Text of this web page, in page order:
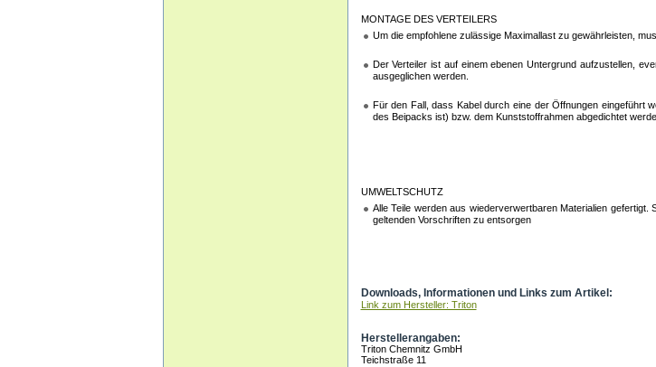
MONTAGE DES VERTEILERS
Um die empfohlene zulässige Maximallast zu gewährleisten,
Der Verteiler ist auf einem ebenen Untergrund aufzustellen,
ausgeglichen werden.
Für den Fall, dass Kabel durch eine der Öffnungen eingeführt
des Beipacks ist) bzw. dem Kunststoffrahmen abgedichtet
UMWELTSCHUTZ
Alle Teile werden aus wiederverwertbaren Materialien
geltenden Vorschriften zu entsorgen
Downloads, Informationen und Links zum Artikel:
Link zum Hersteller: Triton
Herstellerangaben:
Triton Chemnitz GmbH
Teichstraße 11